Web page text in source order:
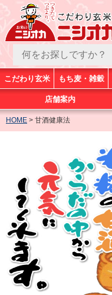
こだわり玄米 もち麦・雑穀
店舗案内
HOME 甘酒健康法